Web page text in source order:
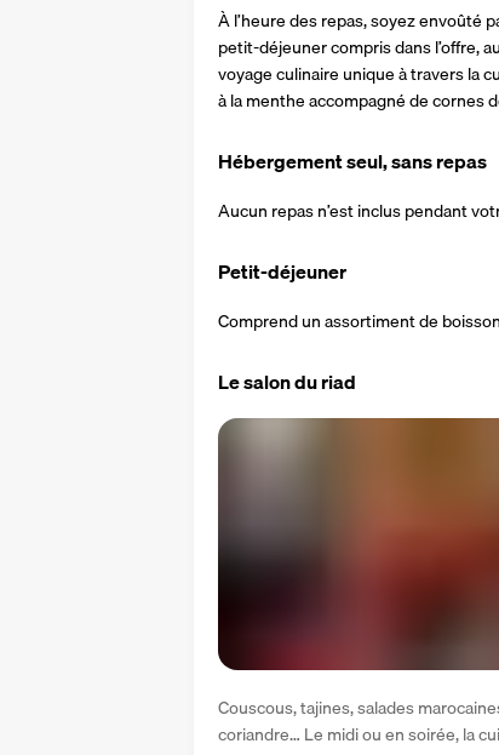
À l’heure des repas, soyez envoûté
petit-déjeuner compris dans l’offre,
voyage culinaire unique à travers la
à la menthe accompagné de cornes
Hébergement seul, sans repas
Aucun repas n’est inclus pendant
Petit-déjeuner
Comprend un assortiment de
Le salon du riad
Couscous, tajines, salades
coriandre… Le midi ou en soirée, la